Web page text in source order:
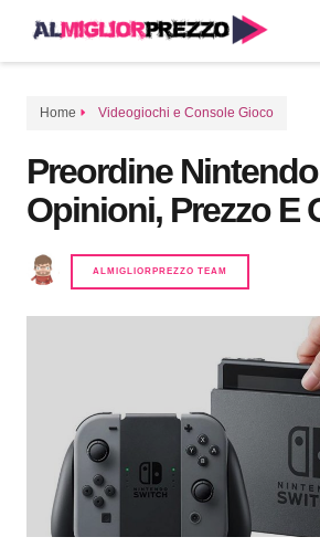
Home Videogiochi e Console Gioco
Preordine
Opinioni, Prezzo E
ALMIGLIORPREZZO TEAM